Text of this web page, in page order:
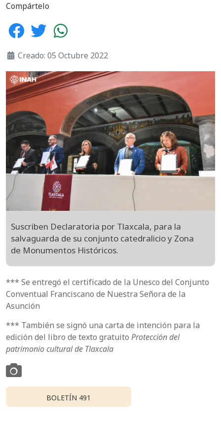
Compártelo
Creado: 05 Octubre 2022
Suscriben Declaratoria por Tlaxcala, para la
salvaguarda de su conjunto catedralicio y Zona
de Monumentos Históricos.
*** Se entregó el certificado de la Unesco del Conjunto
Conventual Franciscano de Nuestra Señora de la
Asunción
*** También se signó una carta de intención para la
edición del libro de texto gratuito Protección del
patrimonio cultural de Tlaxcala
BOLETÍN 491